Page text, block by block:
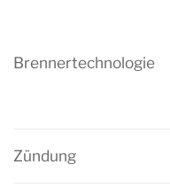
Brennertechnologie
Zündung